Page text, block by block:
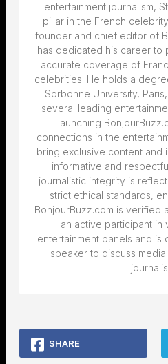
entertainment journalism,
pillar in the French
founder and chief editor of
has dedicated his career to
accurate coverage of
celebrities. He holds a
Sorbonne University,
several leading
launching
connections in the
bring exclusive content and
informative and
journalistic integrity is
strict ethical standards,
BonjourBuzz.com is verified
an active participant in
entertainment panels and is
speaker to discuss
SHARE